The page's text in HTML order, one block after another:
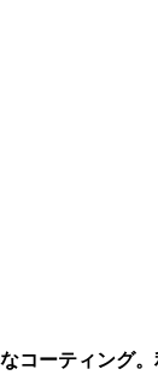
ーティング